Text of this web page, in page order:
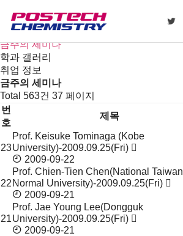
뉴스
공지사항
금주의 세미나
학과 갤러리
취업 정보
금주의 세미나
Total 563건 37 페이지
금
세
목
번
호
제목
23
Prof. Keisuke Tominaga (Kobe
University)-2009.09.25(Fri)
2009-09-22
22
Prof. Chien-Tien Chen(National Taiwan
Normal University)-2009.09.25(Fri)
2009-09-21
21
Prof. Jae Young Lee(Dongguk
University)-2009.09.25(Fri)
2009-09-21